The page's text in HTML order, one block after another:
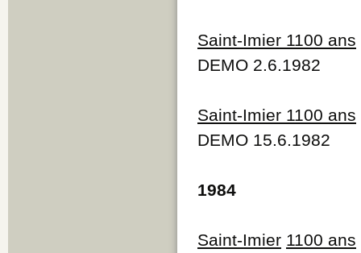
Saint-Imier 1100 ans
DEMO 2.6.1982
Saint-Imier 1100 ans
DEMO 15.6.1982
1984
Saint-Imier 1100 ans